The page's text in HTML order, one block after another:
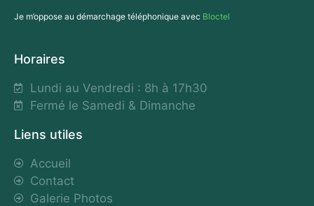
Je m’oppose au démarchage téléphonique avec Bloctel
Horaires
Lundi au Vendredi : 8h à 17h30
Fermé le Samedi & Dimanche
Liens utiles
Accueil
Contact
Galerie Photos